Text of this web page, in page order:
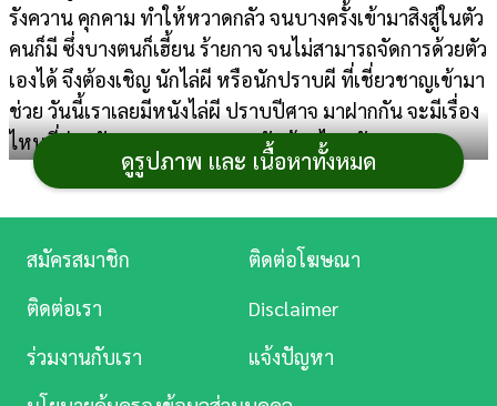
รังควาน คุกคาม ทำให้หวาดกลัว จนบางครั้งเข้ามาสิงสู่ในตัว
คนก็มี ซึ่งบางตนก็เฮี้ยน ร้ายกาจ จนไม่สามารถจัดการด้วยตัว
เองได้ จึงต้องเชิญ นักไล่ผี หรือนักปราบผี ที่เชี่ยวชาญเข้ามา
ช่วย วันนี้เราเลยมีหนังไล่ผี ปราบปีศาจ มาฝากกัน​ จะมีเรื่อง
ไหนที่น่ากลัว ขนลุก ชวนหลอนกันบ้าง ไปดูกันเลย
หนังไล่ผี ปราบผี ปราบ
ปีศาจ
ดูรูปภาพ และ เนื้อหาทั้งหมด
การ
ศึกษา
บันเทิง
ดู
Music
สมัครสมาชิก
ติดต่อโฆษณา
ติดต่อเรา
Disclaimer
ร่วมงานกับเรา
แจ้งปัญหา